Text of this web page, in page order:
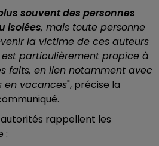
souvent des personnes
isolées, mais toute personne
la victime de ces auteurs
particulièrement propice à
faits, en lien notamment avec
en vacances", précise la
rappellent les
: